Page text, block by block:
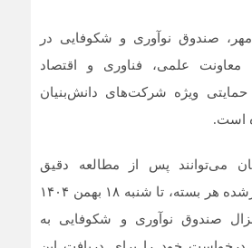
صندوق نوآوری و شکوفایی در
علمی، فناوری و اقتصاد
۸ بسته حمایتی ویژه شرکت‌های دانش‌بنیان
است.
می‌توانند پس از مطالعه دقیق
ضوابط و شرایط ذکرشده هر بسته، تا شنبه ۱۸ بهمن ۱۴۰۴
صندوق نوآوری و شکوفایی به